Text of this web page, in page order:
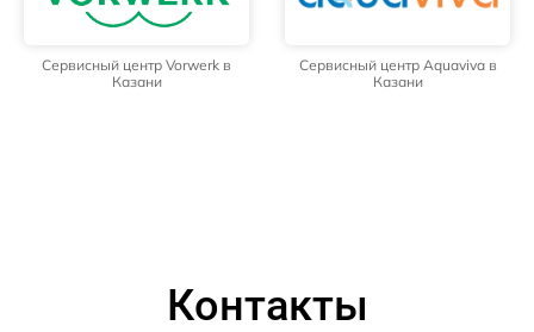
Сервисный центр Vorwerk в
Казани
Сервисный центр Aquaviva в
Казани
Контакты